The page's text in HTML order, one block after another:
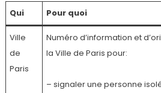
Qui Pour quoi
Ville
de
Paris
Numéro d’information et
la Ville de Paris pour:
– signaler une personne